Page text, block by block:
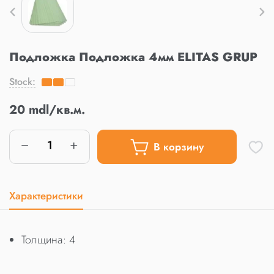
Подложка Подложка 4мм ELITAS GRUP
Stock:
20 mdl/кв.м.
В корзину
Характеристики
Толщина: 4